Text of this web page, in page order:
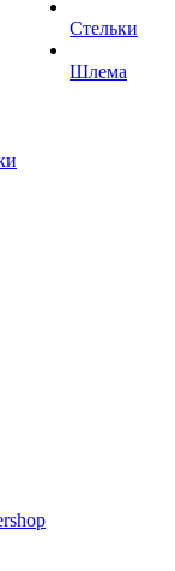
Стельки
Шлема